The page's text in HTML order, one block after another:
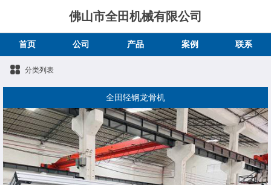
佛山市全田机械有限公司
首页 公司 产品 案例 联系
分类列表
全田轻钢龙骨机